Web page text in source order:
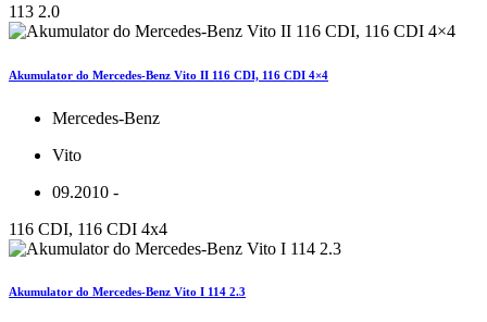
113 2.0
Akumulator do Mercedes-Benz Vito II 116 CDI, 116 CDI 4×4
Mercedes-Benz
Vito
09.2010 -
116 CDI, 116 CDI 4x4
Akumulator do Mercedes-Benz Vito I 114 2.3